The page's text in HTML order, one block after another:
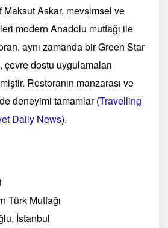
Maksut Askar, mevsimsel ve
modern Anadolu mutfağı ile
aynı zamanda bir Green Star
dostu uygulamaları
Restoranın manzarası ve
deneyimi tamamlar​(Travelling
Daily News)​.
Türk Mutfağı
İstanbul